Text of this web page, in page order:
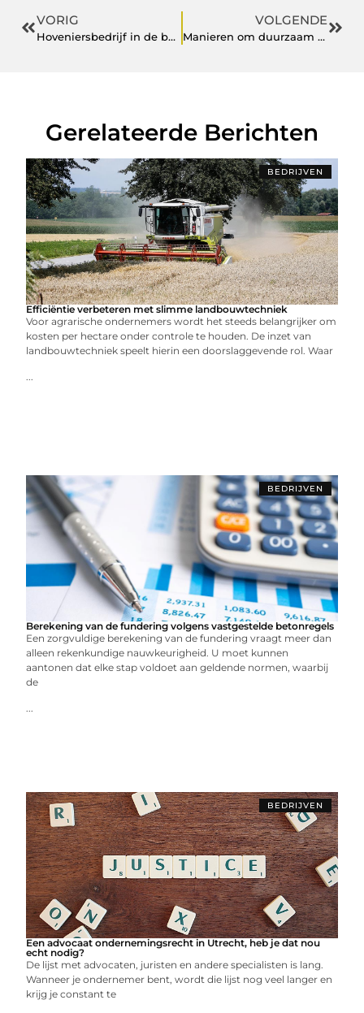
VORIG
Hoveniersbedrijf in de buurt van Roosendaal nodig? Dan zoekt u naar deze hovenier
VOLGENDE
Manieren om duurzaam te zijn
Gerelateerde Berichten
BEDRIJVEN
Efficiëntie verbeteren met slimme landbouwtechniek
Voor agrarische ondernemers wordt het steeds belangrijker om
kosten per hectare onder controle te houden. De inzet van
landbouwtechniek speelt hierin een doorslaggevende rol. Waar
...
BEDRIJVEN
Berekening van de fundering volgens vastgestelde betonregels
Een zorgvuldige berekening van de fundering vraagt meer dan
alleen rekenkundige nauwkeurigheid. U moet kunnen
aantonen dat elke stap voldoet aan geldende normen, waarbij
de
...
BEDRIJVEN
Een advocaat ondernemingsrecht in Utrecht, heb je dat nou
echt nodig?
De lijst met advocaten, juristen en andere specialisten is lang.
Wanneer je ondernemer bent, wordt die lijst nog veel langer en
krijg je constant te